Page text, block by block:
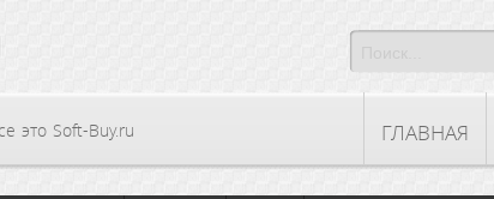
это Soft-Buy.ru ГЛАВНАЯ